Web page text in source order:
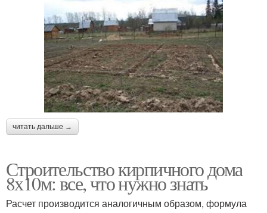
читать дальше →
Строительство кирпичного дома
8х10м: все, что нужно знать
Расчет производится аналогичным образом, формула